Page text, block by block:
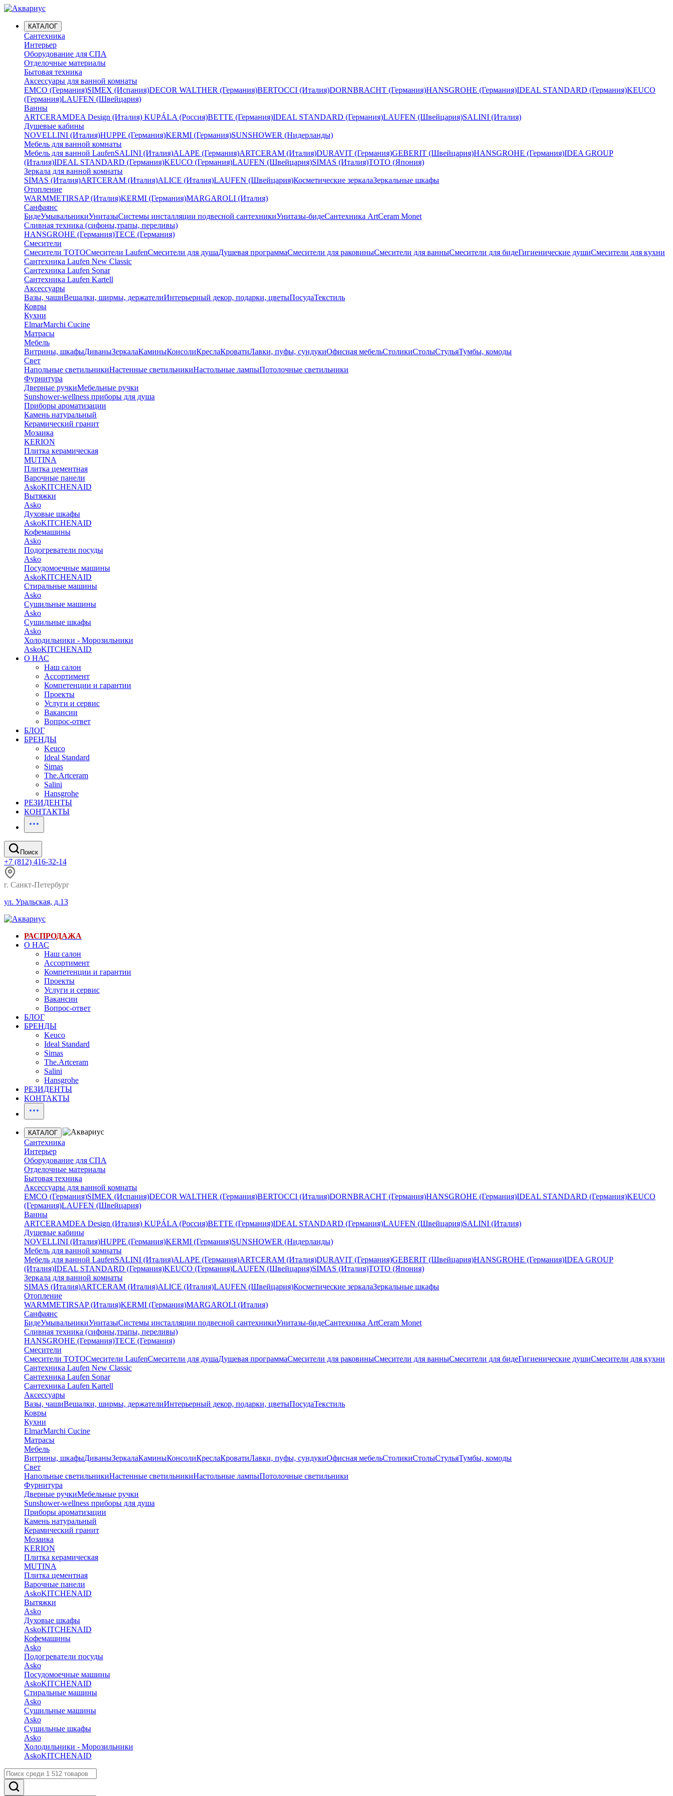
КАТАЛОГ
Сантехника
Интерьер
Оборудование для СПА
Отделочные материалы
Бытовая техника
Аксессуары для ванной комнаты
EMCO (Германия)SIMEX (Испания)DECOR WALTHER (Германия)BERTOCCI (Италия)DORNBRACHT (Германия)HANSGROHE (Германия)IDEAL STANDARD (Германия)KEUCO
(Германия)LAUFEN (Швейцария)
Ванны
ARTCERAMDEA Design (Италия) KUPÁLA (Россия)BETTE (Германия)IDEAL STANDARD (Германия)LAUFEN (Швейцария)SALINI (Италия)
Душевые кабины
NOVELLINI (Италия)HUPPE (Германия)KERMI (Германия)SUNSHOWER (Нидерланды)
Мебель для ванной комнаты
Мебель для ванной LaufenSALINI (Италия)ALAPE (Германия)ARTCERAM (Италия)DURAVIT (Германия)GEBERIT (Швейцария)HANSGROHE (Германия)IDEA GROUP
(Италия)IDEAL STANDARD (Германия)KEUCO (Германия)LAUFEN (Швейцария)SIMAS (Италия)TOTO (Япония)
Зеркала для ванной комнаты
SIMAS (Италия)ARTCERAM (Италия)ALICE (Италия)LAUFEN (Швейцария)Косметические зеркалаЗеркальные шкафы
Отопление
WARMMETIRSAP (Италия)KERMI (Германия)MARGAROLI (Италия)
Санфаянс
БидеУмывальникиУнитазыСистемы инсталляции подвесной сантехникиУнитазы-бидеСантехника ArtCeram Monet
Сливная техника (сифоны,трапы, переливы)
HANSGROHE (Германия)TECE (Германия)
Смесители
Смесители TOTOСмесители LaufenСмесители для душаДушевая программаСмесители для раковиныСмесители для ванныСмесители для бидеГигиенические душиСмесители для кухни
Сантехника Laufen New Classic
Сантехника Laufen Sonar
Сантехника Laufen Kartell
Аксессуары
Вазы, чашиВешалки, ширмы, держателиИнтерьерный декор, подарки, цветыПосудаТекстиль
Ковры
Кухни
ElmarMarchi Cucine
Матрасы
Мебель
Витрины, шкафыДиваныЗеркалаКаминыКонсолиКреслаКроватиЛавки, пуфы, сундукиОфисная мебельСтоликиСтолыСтульяТумбы, комоды
Свет
Напольные светильникиНастенные светильникиНастольные лампыПотолочные светильники
Фурнитура
Дверные ручкиМебельные ручки
Sunshower-wellness приборы для душа
Приборы ароматизации
Камень натуральный
Керамический гранит
Мозаика
KERION
Плитка керамическая
MUTINA
Плитка цементная
Варочные панели
AskoKITCHENAID
Вытяжки
Asko
Духовые шкафы
AskoKITCHENAID
Кофемашины
Asko
Подогреватели посуды
Asko
Посудомоечные машины
AskoKITCHENAID
Стиральные машины
Asko
Сушильные машины
Asko
Сушильные шкафы
Asko
Холодильники - Морозильники
AskoKITCHENAID
О НАС
Наш салон
Ассортимент
Компетенции и гарантии
Проекты
Услуги и сервис
Вакансии
Вопрос-ответ
БЛОГ
БРЕНДЫ
Keuco
Ideal Standard
Simas
The.Artceram
Salini
Hansgrohe
РЕЗИДЕНТЫ
КОНТАКТЫ
Поиск
+7 (812) 416-32-14
г. Санкт-Петербург
ул. Уральская, д.13
РАСПРОДАЖА
О НАС
Наш салон
Ассортимент
Компетенции и гарантии
Проекты
Услуги и сервис
Вакансии
Вопрос-ответ
БЛОГ
БРЕНДЫ
Keuco
Ideal Standard
Simas
The.Artceram
Salini
Hansgrohe
РЕЗИДЕНТЫ
КОНТАКТЫ
КАТАЛОГ
Сантехника
Интерьер
Оборудование для СПА
Отделочные материалы
Бытовая техника
Аксессуары для ванной комнаты
EMCO (Германия)SIMEX (Испания)DECOR WALTHER (Германия)BERTOCCI (Италия)DORNBRACHT (Германия)HANSGROHE (Германия)IDEAL STANDARD (Германия)KEUCO
(Германия)LAUFEN (Швейцария)
Ванны
ARTCERAMDEA Design (Италия) KUPÁLA (Россия)BETTE (Германия)IDEAL STANDARD (Германия)LAUFEN (Швейцария)SALINI (Италия)
Душевые кабины
NOVELLINI (Италия)HUPPE (Германия)KERMI (Германия)SUNSHOWER (Нидерланды)
Мебель для ванной комнаты
Мебель для ванной LaufenSALINI (Италия)ALAPE (Германия)ARTCERAM (Италия)DURAVIT (Германия)GEBERIT (Швейцария)HANSGROHE (Германия)IDEA GROUP
(Италия)IDEAL STANDARD (Германия)KEUCO (Германия)LAUFEN (Швейцария)SIMAS (Италия)TOTO (Япония)
Зеркала для ванной комнаты
SIMAS (Италия)ARTCERAM (Италия)ALICE (Италия)LAUFEN (Швейцария)Косметические зеркалаЗеркальные шкафы
Отопление
WARMMETIRSAP (Италия)KERMI (Германия)MARGAROLI (Италия)
Санфаянс
БидеУмывальникиУнитазыСистемы инсталляции подвесной сантехникиУнитазы-бидеСантехника ArtCeram Monet
Сливная техника (сифоны,трапы, переливы)
HANSGROHE (Германия)TECE (Германия)
Смесители
Смесители TOTOСмесители LaufenСмесители для душаДушевая программаСмесители для раковиныСмесители для ванныСмесители для бидеГигиенические душиСмесители для кухни
Сантехника Laufen New Classic
Сантехника Laufen Sonar
Сантехника Laufen Kartell
Аксессуары
Вазы, чашиВешалки, ширмы, держателиИнтерьерный декор, подарки, цветыПосудаТекстиль
Ковры
Кухни
ElmarMarchi Cucine
Матрасы
Мебель
Витрины, шкафыДиваныЗеркалаКаминыКонсолиКреслаКроватиЛавки, пуфы, сундукиОфисная мебельСтоликиСтолыСтульяТумбы, комоды
Свет
Напольные светильникиНастенные светильникиНастольные лампыПотолочные светильники
Фурнитура
Дверные ручкиМебельные ручки
Sunshower-wellness приборы для душа
Приборы ароматизации
Камень натуральный
Керамический гранит
Мозаика
KERION
Плитка керамическая
MUTINA
Плитка цементная
Варочные панели
AskoKITCHENAID
Вытяжки
Asko
Духовые шкафы
AskoKITCHENAID
Кофемашины
Asko
Подогреватели посуды
Asko
Посудомоечные машины
AskoKITCHENAID
Стиральные машины
Asko
Сушильные машины
Asko
Сушильные шкафы
Asko
Холодильники - Морозильники
AskoKITCHENAID